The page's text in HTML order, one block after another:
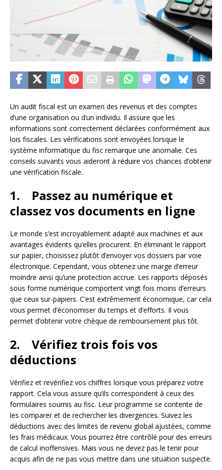
Un audit fiscal est un examen des revenus et des comptes
d’une organisation ou d’un individu. Il assure que les
informations sont correctement déclarées conformément aux
lois fiscales. Les vérifications sont envoyées lorsque le
système informatique du fisc remarque une anomalie. Ces
conseils suivants vous aideront à réduire vos chances d’obtenir
une vérification fiscale.
1. Passez au numérique et
classez vos documents en ligne
Le monde s’est incroyablement adapté aux machines et aux
avantages évidents qu’elles procurent. En éliminant le rapport
sur papier, choisissez plutôt d’envoyer vos dossiers par voie
électronique. Cependant, vous obtenez une marge d’erreur
moindre ainsi qu’une protection accrue. Les rapports déposés
sous forme numérique comportent vingt fois moins d’erreurs
que ceux sur-papiers. C’est extrêmement économique, car cela
vous permet d’économiser du temps et d’efforts. Il vous
permet d’obtenir votre chèque de remboursement plus tôt.
2. Vérifiez trois fois vos
déductions
Vérifiez et revérifiez vos chiffres lorsque vous préparez votre
rapport. Cela vous assure qu’ils correspondent à ceux des
formulaires soumis au fisc. Leur programme se contente de
les comparer et de rechercher les divergences. Suivez les
déductions avec des limites de revenu global ajustées, comme
les frais médicaux. Vous pourrez être contrôlé pour des erreurs
de calcul inoffensives. Mais vous ne devez pas le tenir pour
acquis afin de ne pas vous mettre dans une situation suspecte.